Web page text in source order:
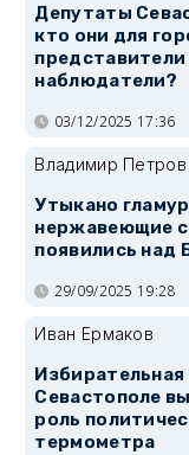
Депутаты
кто они для
представители
наблюдатели?
03/12/2025 17:36
Владимир Петров
Утыкано
нержавеющие
появились над
29/09/2025 19:28
Иван Ермаков
Избирательная
Севастополе
роль
термометра